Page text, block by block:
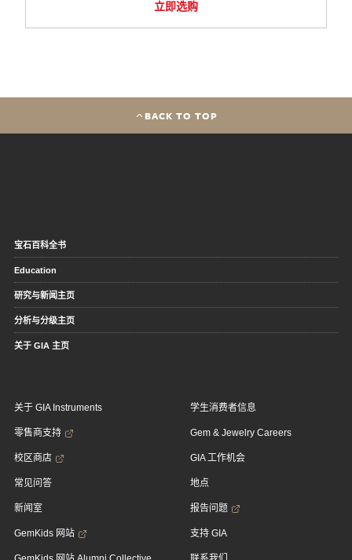
立即选购
BACK TO TOP
宝石百科全书
Education
研究与新闻主页
分析与分级主页
关于 GIA 主页
关于 GIA Instruments
零售商支持
校区商店
常见问答
新闻室
GemKids 网站
学生消费者信息
Gem & Jewelry Careers
GIA 工作机会
地点
报告问题
支持 GIA